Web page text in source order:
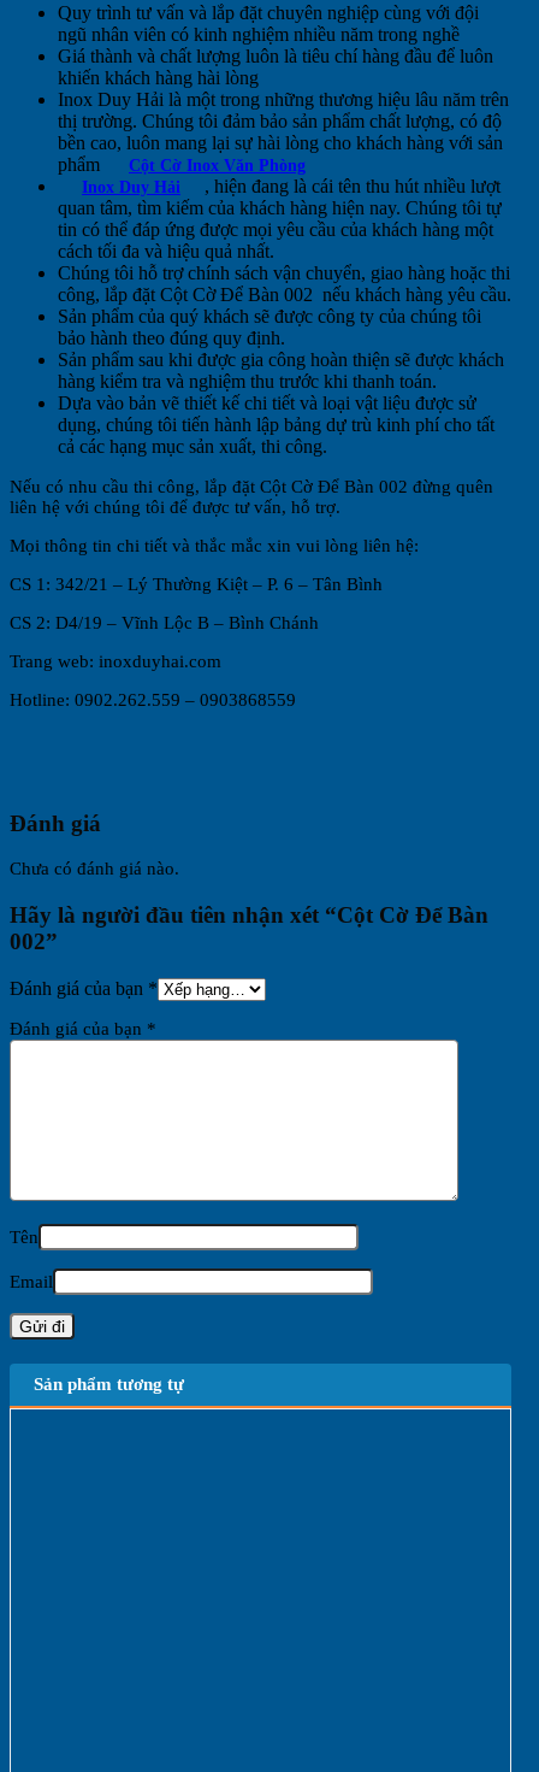
Quy trình tư vấn và lắp đặt chuyên nghiệp cùng với đội
ngũ nhân viên có kinh nghiệm nhiều năm trong nghề
Giá thành và chất lượng luôn là tiêu chí hàng đầu để luôn
khiến khách hàng hài lòng
Inox Duy Hải là một trong những thương hiệu lâu năm trên
thị trường. Chúng tôi đảm bảo sản phẩm chất lượng, có độ
bền cao, luôn mang lại sự hài lòng cho khách hàng với sản
phẩm
Cột Cờ Inox Văn Phòng
Inox Duy Hải
, hiện đang là cái tên thu hút nhiều lượt
quan tâm, tìm kiếm của khách hàng hiện nay. Chúng tôi tự
tin có thể đáp ứng được mọi yêu cầu của khách hàng một
cách tối đa và hiệu quả nhất.
Chúng tôi hỗ trợ chính sách vận chuyển, giao hàng hoặc thi
công, lắp đặt Cột Cờ Để Bàn 002 nếu khách hàng yêu cầu.
Sản phẩm của quý khách sẽ được công ty của chúng tôi
bảo hành theo đúng quy định.
Sản phẩm sau khi được gia công hoàn thiện sẽ được khách
hàng kiểm tra và nghiệm thu trước khi thanh toán.
Dựa vào bản vẽ thiết kế chi tiết và loại vật liệu được sử
dụng, chúng tôi tiến hành lập bảng dự trù kinh phí cho tất
cả các hạng mục sản xuất, thi công.
Nếu có nhu cầu thi công, lắp đặt Cột Cờ Để Bàn 002 đừng quên
liên hệ với chúng tôi để được tư vấn, hỗ trợ.
Mọi thông tin chi tiết và thắc mắc xin vui lòng liên hệ:
CS 1: 342/21 – Lý Thường Kiệt – P. 6 – Tân Bình
CS 2: D4/19 – Vĩnh Lộc B – Bình Chánh
Trang web: inoxduyhai.com
Hotline: 0902.262.559 – 0903868559
Đánh giá
Chưa có đánh giá nào.
Hãy là người đầu tiên nhận xét “Cột Cờ Để Bàn
002”
Đánh giá của bạn *
Đánh giá của bạn *
Tên
Email
Sản phẩm tương tự